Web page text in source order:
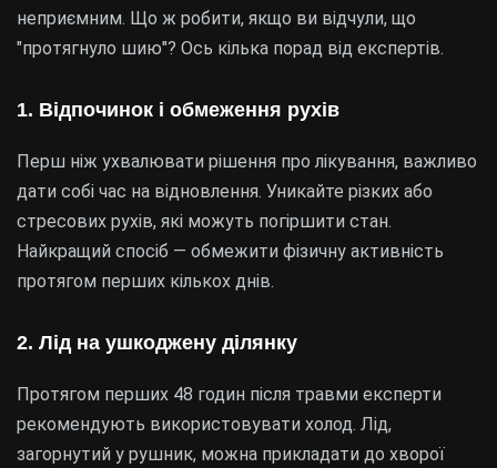
неприємним. Що ж робити, якщо ви відчули, що
"протягнуло шию"? Ось кілька порад від експертів.
1. Відпочинок і обмеження рухів
Перш ніж ухвалювати рішення про лікування, важливо
дати собі час на відновлення. Уникайте різких або
стресових рухів, які можуть погіршити стан.
Найкращий спосіб — обмежити фізичну активність
протягом перших кількох днів.
2. Лід на ушкоджену ділянку
Протягом перших 48 годин після травми експерти
рекомендують використовувати холод. Лід,
загорнутий у рушник, можна прикладати до хворої